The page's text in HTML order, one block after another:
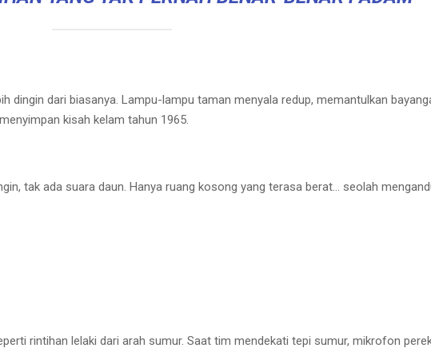
dingin dari biasanya. Lampu-lampu taman menyala redup, memantulkan
kisah kelam tahun 1965.
tak ada suara daun. Hanya ruang kosong yang terasa berat… seolah
rintihan lelaki dari arah sumur. Saat tim mendekati tepi sumur, mikrofon